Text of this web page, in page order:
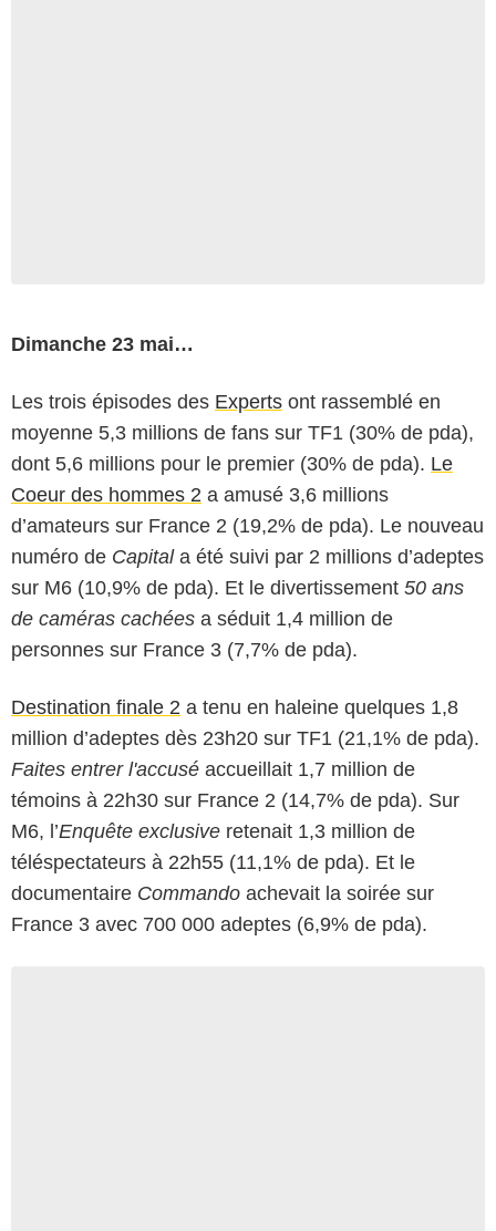
Dimanche 23 mai…
Les trois épisodes des Experts ont rassemblé en
moyenne 5,3 millions de fans sur TF1 (30% de pda),
dont 5,6 millions pour le premier (30% de pda). Le
Coeur des hommes 2 a amusé 3,6 millions
d’amateurs sur France 2 (19,2% de pda). Le nouveau
numéro de Capital a été suivi par 2 millions d’adeptes
sur M6 (10,9% de pda). Et le divertissement 50 ans
de caméras cachées a séduit 1,4 million de
personnes sur France 3 (7,7% de pda).
Destination finale 2 a tenu en haleine quelques 1,8
million d’adeptes dès 23h20 sur TF1 (21,1% de pda).
Faites entrer l'accusé accueillait 1,7 million de
témoins à 22h30 sur France 2 (14,7% de pda). Sur
M6, l’Enquête exclusive retenait 1,3 million de
téléspectateurs à 22h55 (11,1% de pda). Et le
documentaire Commando achevait la soirée sur
France 3 avec 700 000 adeptes (6,9% de pda).